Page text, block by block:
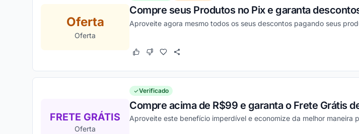
Oferta
Oferta
Compre seus Produtos no Pix e garanta
Aproveite agora mesmo todos os seus descontos pagando seus
Este cupom funcionou
Este cupom não funcionou
FRETE GRÁTIS
Oferta
Verificado
Compre acima de R$99 e garanta o Frete Grátis
Aproveite este benefício imperdível e economize da melhor maneira